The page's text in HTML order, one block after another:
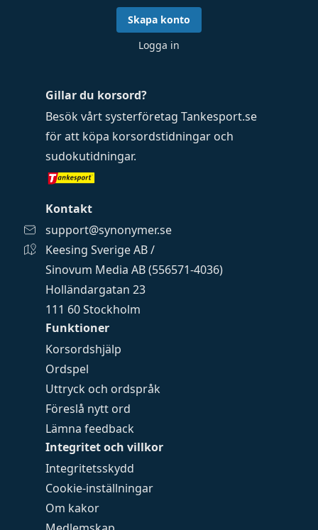
Funktioner
Korsordshjälp
Ordspel
Uttryck och ordspråk
Föreslå nytt ord
Lämna feedback
Integritet och villkor
Integritetsskydd
Cookie-inställningar
Om kakor
Gillar du korsord?
Besök vårt systerföretag Tankesport.se
för att köpa korsordstidningar och
sudokutidningar.
Kontakt
support@synonymer.se
Keesing Sverige AB /
Sinovum Media AB (556571-4036)
Holländargatan 23
111 60 Stockholm
Skapa konto
Logga in